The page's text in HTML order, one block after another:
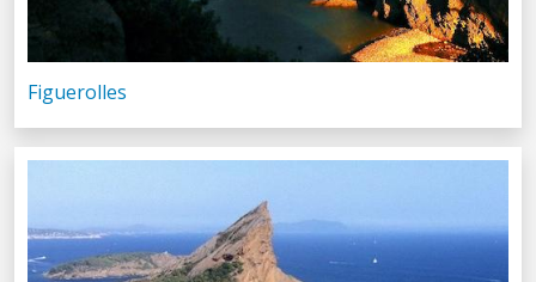
Figuerolles